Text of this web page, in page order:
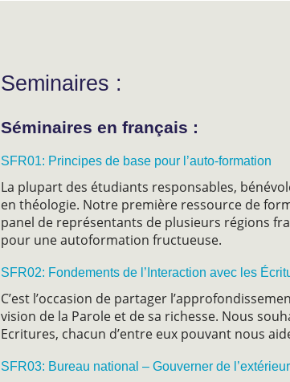
Seminaires :
Séminaires en français :
SFR01: Principes de base pour l’auto-formation
La plupart des étudiants responsables,
en théologie. Notre première ressource de
panel de représentants de plusieurs régions
pour une autoformation fructueuse.
SFR02: Fondements de l’Interaction avec les
C’est l’occasion de partager
vision de la Parole et de sa richesse. Nous
Ecritures, chacun d’entre eux pouvant nous
SFR03: Bureau national – Gouverner de